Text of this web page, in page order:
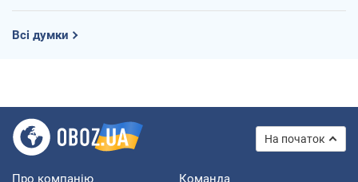
Всі думки
На початок
Про компанію Команда